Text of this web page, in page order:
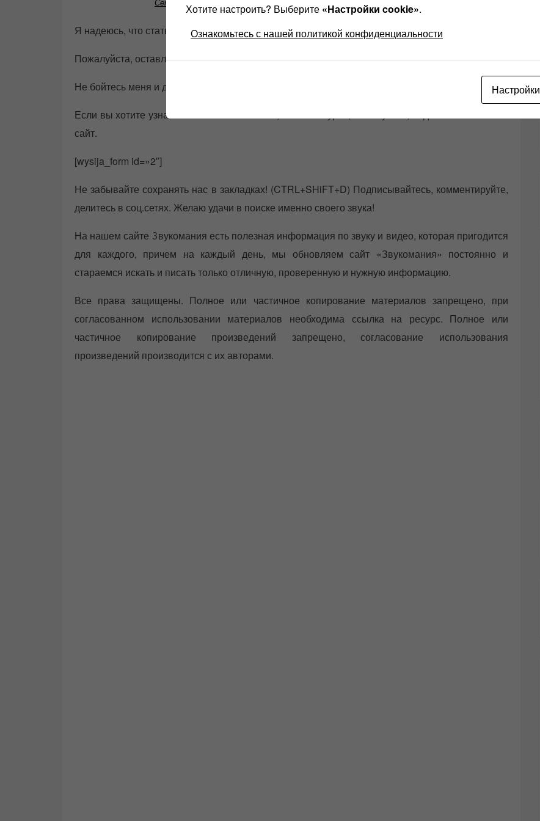
Я надеюсь, что статья «AKG K545» хоть как то немного помогла.
Пожалуйста, оставляйте комментарии ниже, чтобы я мог вернуться к вам.
Не бойтесь меня и добавляйтесь в
Если вы хотите узнать больше об этой теме, и быть в курсе, пожалуйста, подпишитесь на наш
сайт.
[wysija_form id=»2″]
Не забывайте сохранять нас в закладках! (CTRL+SHiFT+D) Подписывайтесь, комментируйте,
делитесь в соц.сетях. Желаю удачи в поиске именно своего звука!
На нашем сайте Звукомания есть полезная информация по звуку и видео, которая пригодится
для каждого, причем на каждый день, мы обновляем сайт «Звукомания» постоянно и
стараемся искать и писать только отличную, проверенную и нужную информацию.
Все права защищены. Полное или частичное копирование материалов запрещено, при
согласованном использовании материалов необходима ссылка на ресурс. Полное или
частичное копирование произведений запрещено, согласование использования
произведений производится с их авторами.
Хотите настроить? Выберите «Настройки cookie».
Ознакомьтесь с нашей политикой конфиденциальности
Настройки